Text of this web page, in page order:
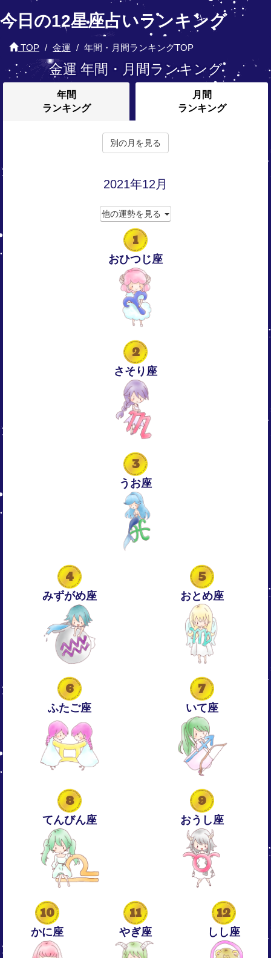
今日の12星座占いランキング
TOP 金運 年間・月間ランキングTOP
金運 年間・月間ランキング
年間
ランキング
月間
ランキング
別の月を見る
2021年12月
他の運勢を見る
1
おひつじ座
2
さそり座
3
うお座
4
みずがめ座
5
おとめ座
6
ふたご座
7
いて座
8
てんびん座
9
おうし座
10
かに座
11
やぎ座
12
しし座